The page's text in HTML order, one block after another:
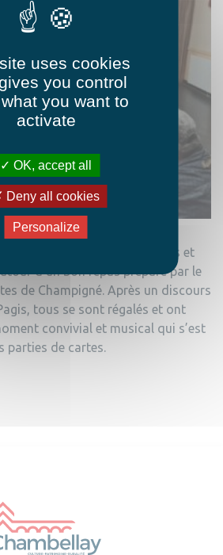
2023, 38 personnes, ainés et
d’un bon repas préparé par le
de Champigné. Après un discours
tous se sont régalés et ont
convivial et musical qui s’est
parties de cartes.
uses cookies
you control
you want to
activate
OK, accept all
Deny all cookies
Personalize